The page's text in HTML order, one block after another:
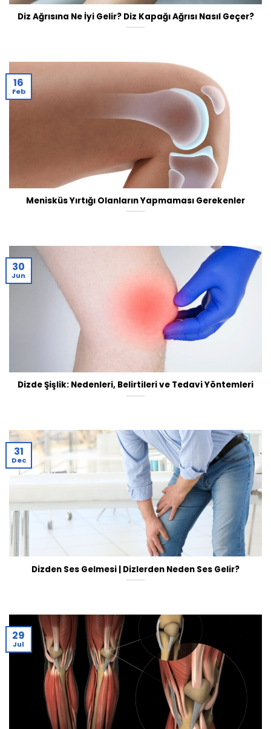
Diz Ağrısına Ne İyi Gelir? Diz Kapağı Ağrısı Nasıl Geçer?
Menisküs Yırtığı Olanların Yapmaması Gerekenler
16
Feb
Dizde Şişlik: Nedenleri, Belirtileri ve Tedavi Yöntemleri
30
Jun
Dizden Ses Gelmesi | Dizlerden Neden Ses Gelir?
31
Dec
29
Jul